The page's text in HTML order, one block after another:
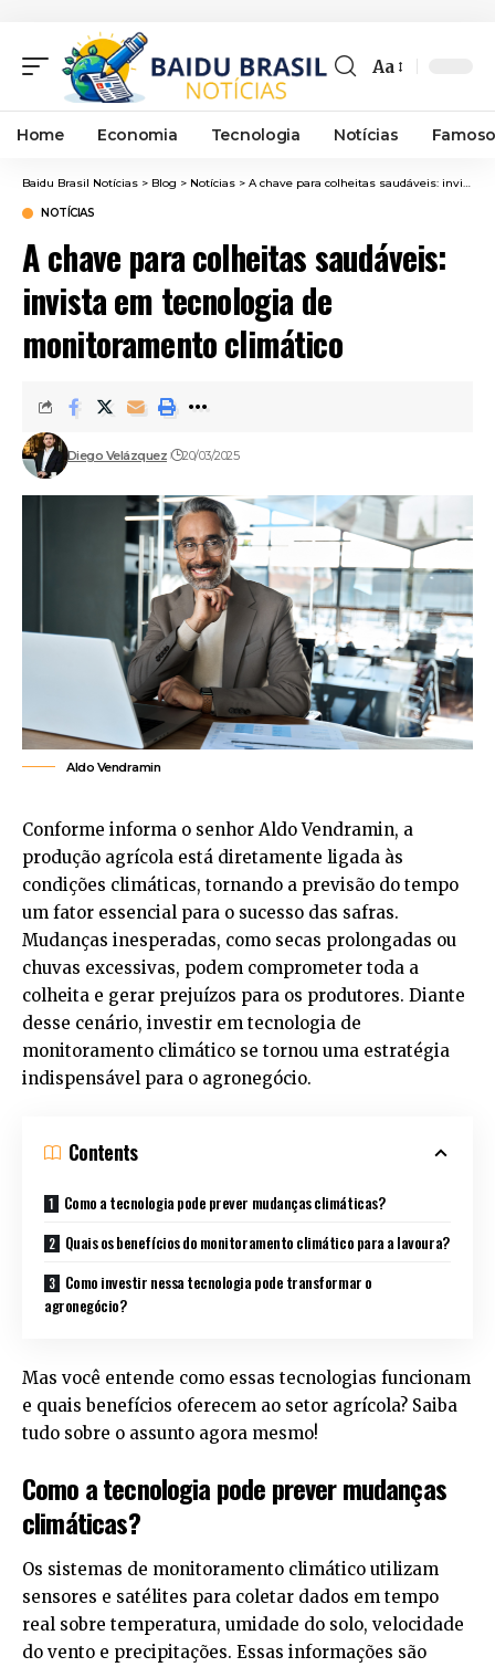
Font
Resizer
Aa
Home Economia Tecnologia Notícias
Baidu Brasil Notícias > Blog > Notícias > A chave para colheitas saudáveis: invista em tecnologia de monitoramento climático
NOTÍCIAS
A chave para colheitas saudáveis:
invista em tecnologia de
monitoramento climático
Diego Velázquez 20/03/2025
Aldo Vendramin
Conforme informa o senhor Aldo Vendramin, a
produção agrícola está diretamente ligada às
condições climáticas, tornando a previsão do tempo
um fator essencial para o sucesso das safras.
Mudanças inesperadas, como secas prolongadas ou
chuvas excessivas, podem comprometer toda a
colheita e gerar prejuízos para os produtores. Diante
desse cenário, investir em tecnologia de
monitoramento climático se tornou uma estratégia
indispensável para o agronegócio.
Contents
Como a tecnologia pode prever mudanças climáticas?
Quais os benefícios do monitoramento climático para a lavoura?
Como investir nessa tecnologia pode transformar o
agronegócio?
Mas você entende como essas tecnologias funcionam
e quais benefícios oferecem ao setor agrícola? Saiba
tudo sobre o assunto agora mesmo!
Como a tecnologia pode prever mudanças
climáticas?
Os sistemas de monitoramento climático utilizam
sensores e satélites para coletar dados em tempo
real sobre temperatura, umidade do solo, velocidade
do vento e precipitações. Essas informações são